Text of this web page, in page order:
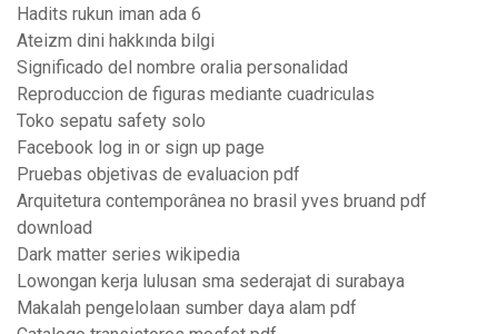
Hadits rukun iman ada 6
Ateizm dini hakkında bilgi
Significado del nombre oralia personalidad
Reproduccion de figuras mediante cuadriculas
Toko sepatu safety solo
Facebook log in or sign up page
Pruebas objetivas de evaluacion pdf
Arquitetura contemporânea no brasil yves bruand pdf
download
Dark matter series wikipedia
Lowongan kerja lulusan sma sederajat di surabaya
Makalah pengelolaan sumber daya alam pdf